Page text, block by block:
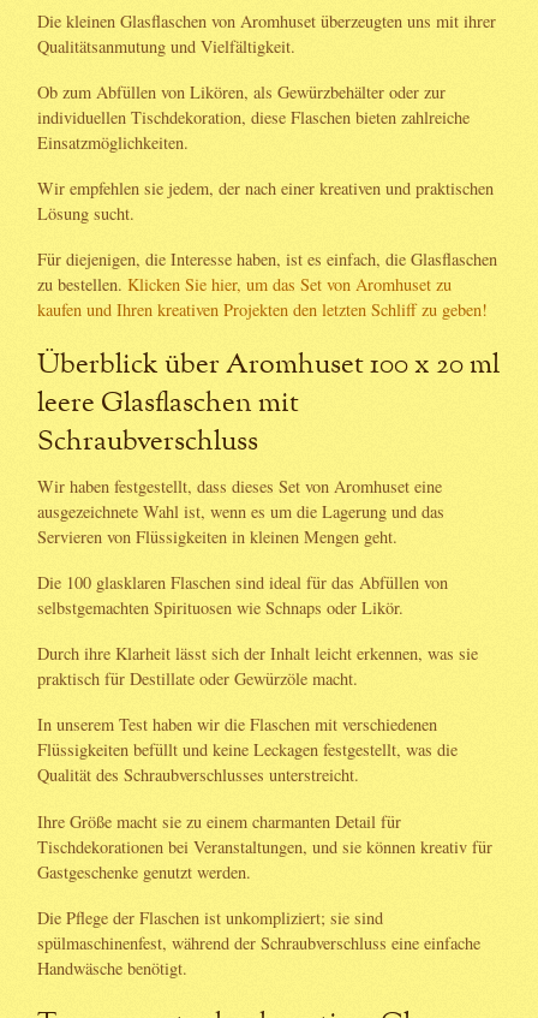
Die kleinen Glasflaschen von Aromhuset überzeugten uns mit ihrer
Qualitätsanmutung und Vielfältigkeit.
Ob zum Abfüllen von Likören, als Gewürzbehälter oder zur
individuellen Tischdekoration, diese Flaschen bieten zahlreiche
Einsatzmöglichkeiten.
Wir empfehlen sie jedem, der nach einer kreativen und praktischen
Lösung sucht.
Für diejenigen, die Interesse haben, ist es einfach, die Glasflaschen
zu bestellen.Klicken Sie hier, um das Set von Aromhuset zu
kaufen und Ihren kreativen Projekten den letzten Schliff zu geben!
Überblick über Aromhuset 100 x 20 ml
leere Glasflaschen mit
Schraubverschluss
Wir haben festgestellt, dass dieses Set von Aromhuset eine
ausgezeichnete Wahl ist, wenn es um die Lagerung und das
Servieren von Flüssigkeiten in kleinen Mengen geht.
Die 100 glasklaren Flaschen sind ideal für das Abfüllen von
selbstgemachten Spirituosen wie Schnaps oder Likör.
Durch ihre Klarheit lässt sich der Inhalt leicht erkennen, was sie
praktisch für Destillate oder Gewürzöle macht.
In unserem Test haben wir die Flaschen mit verschiedenen
Flüssigkeiten befüllt und keine Leckagen festgestellt, was die
Qualität des Schraubverschlusses unterstreicht.
Ihre Größe macht sie zu einem charmanten Detail für
Tischdekorationen bei Veranstaltungen, und sie können kreativ für
Gastgeschenke genutzt werden.
Die Pflege der Flaschen ist unkompliziert; sie sind
spülmaschinenfest, während der Schraubverschluss eine einfache
Handwäsche benötigt.